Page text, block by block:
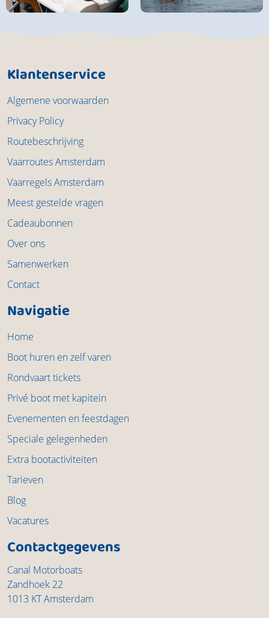
Klantenservice
Algemene voorwaarden
Privacy Policy
Routebeschrijving
Vaarroutes Amsterdam
Vaarregels Amsterdam
Meest gestelde vragen
Cadeaubonnen
Over ons
Samenwerken
Contact
Navigatie
Home
Boot huren en zelf varen
Rondvaart tickets
Privé boot met kapitein
Evenementen en feestdagen
Speciale gelegenheden
Extra bootactiviteiten
Tarieven
Blog
Vacatures
Contactgegevens
Canal Motorboats
Zandhoek 22
1013 KT Amsterdam